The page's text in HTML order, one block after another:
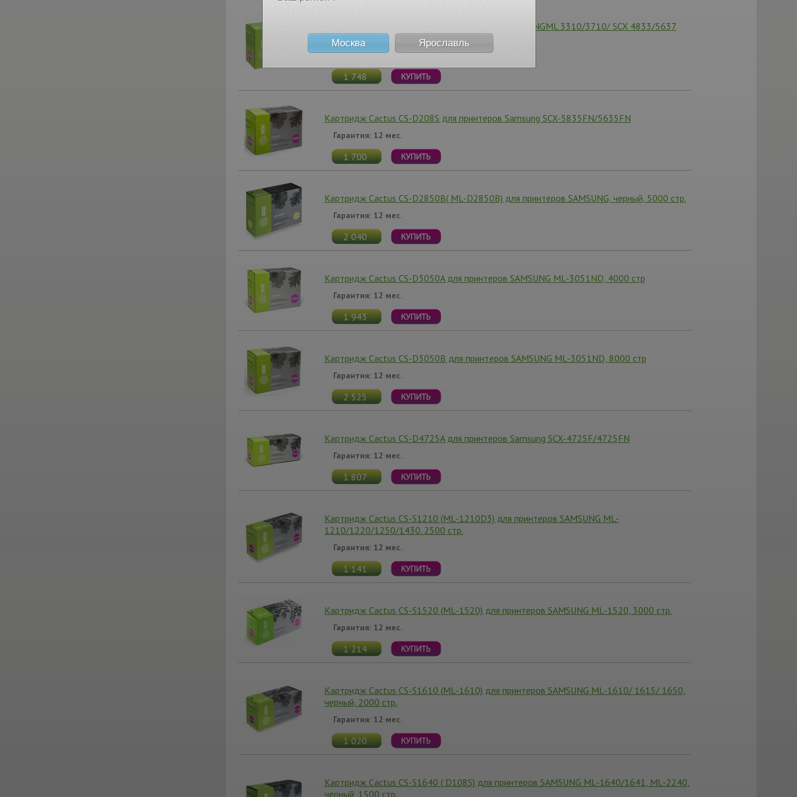
Картридж Cactus CS-D205S для принтеров SAMSUNGML 3310/3710/ SCX 4833/5637
,2000стр
Гарантия: 12 мес.
1 748
Картридж Cactus CS-D208S для принтеров Samsung SCX-5835FN/5635FN
Гарантия: 12 мес.
1 700
Картридж Cactus CS-D2850B( ML-D2850B) для принтеров SAMSUNG, черный, 5000 стр.
Гарантия: 12 мес.
2 040
Картридж Cactus CS-D3050A для принтеров SAMSUNG ML-3051ND, 4000 стр
Гарантия: 12 мес.
1 943
Картридж Cactus CS-D3050B для принтеров SAMSUNG ML-3051ND, 8000 стр
Гарантия: 12 мес.
2 525
Картридж Cactus CS-D4725A для принтеров Samsung SCX-4725F/4725FN
Гарантия: 12 мес.
1 807
Картридж Cactus CS-S1210 (ML-1210D3) для принтеров SAMSUNG ML-
1210/1220/1250/1430. 2500 стр.
Гарантия: 12 мес.
1 141
Картридж Cactus CS-S1520 (ML-1520) для принтеров SAMSUNG ML-1520, 3000 стр.
Гарантия: 12 мес.
1 214
Картридж Cactus CS-S1610 (ML-1610) для принтеров SAMSUNG ML-1610/ 1615/ 1650,
черный, 2000 стр.
Гарантия: 12 мес.
1 020
Картридж Cactus CS-S1640 ( D108S) для принтеров SAMSUNG ML-1640/1641, ML-2240,
черный, 1500 стр.
Москва Ярославль